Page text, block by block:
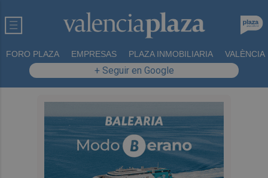
FORO PLAZA EMPRESAS PLAZA INMOBILIARIA VALÈNCIA
+ Seguir en Google